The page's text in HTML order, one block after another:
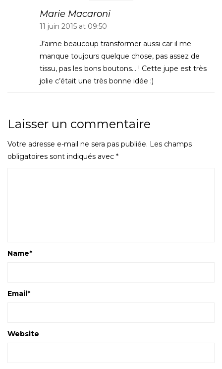
Marie Macaroni
11 juin 2015 at 09:50
J’aime beaucoup transformer aussi car il me
manque toujours quelque chose, pas assez de
tissu, pas les bons boutons… ! Cette jupe est très
jolie c’était une très bonne idée :)
Laisser un commentaire
Votre adresse e-mail ne sera pas publiée. Les champs
obligatoires sont indiqués avec *
Name*
Email*
Website